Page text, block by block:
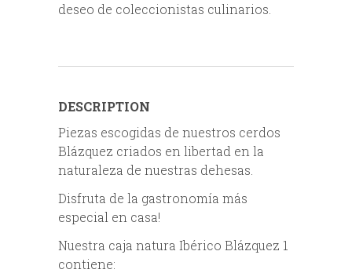
deseo de coleccionistas culinarios.
DESCRIPTION
Piezas escogidas de nuestros cerdos
Blázquez criados en libertad en la
naturaleza de nuestras dehesas.
Disfruta de la gastronomía más
especial en casa!
Nuestra caja natura Ibérico Blázquez 1
contiene: